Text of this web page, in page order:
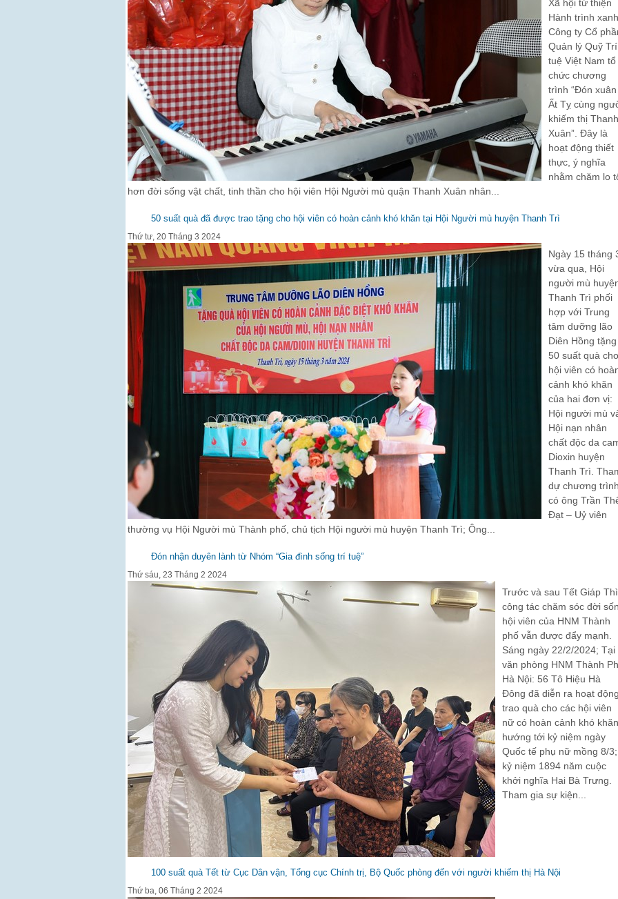
Xã hội từ thiện
Hành trình xanh,
Công ty Cổ
Quản lý Quỹ Trí
tuệ Việt Nam tổ
chức chương
trình “Đón xuân
Ất Tỵ cùng
khiếm thị Thanh
Xuân”. Đây là
hoạt động thiết
thực, ý nghĩa
nhằm chăm lo
hơn đời sống vật chất, tinh thần cho hội viên Hội Người mù quận Thanh Xuân nhân...
50 suất quà đã được trao tặng cho hội viên có hoàn cảnh khó khăn tại Hội Người mù huyện Thanh Trì
Thứ tư, 20 Tháng 3 2024
Ngày 15 tháng
vừa qua, Hội
người mù
Thanh Trì phối
hợp với Trung
tâm dưỡng lão
Diên Hồng tặng
50 suất quà cho
hội viên có
cảnh khó khăn
của hai đơn vị:
Hội người mù
Hội nạn nhân
chất độc da
Dioxin huyện
Thanh Trì.
dự chương trình
có ông Trần
Đạt – Uỷ viên
thường vụ Hội Người mù Thành phố, chủ tịch Hội người mù huyện Thanh Trì; Ông...
Đón nhận duyên lành từ Nhóm “Gia đình sống trí tuệ”
Thứ sáu, 23 Tháng 2 2024
Trước và sau Tết Giáp
công tác chăm sóc đời
hội viên của HNM Thành
phố vẫn được đẩy mạnh.
Sáng ngày 22/2/2024; Tại
văn phòng HNM Thành
Hà Nội: 56 Tô Hiệu Hà
Đông đã diễn ra hoạt động
trao quà cho các hội viên
nữ có hoàn cảnh khó khăn
hướng tới kỷ niệm ngày
Quốc tế phụ nữ mồng 8/3;
kỷ niệm 1894 năm cuộc
khởi nghĩa Hai Bà Trưng.
Tham gia sự kiện...
100 suất quà Tết từ Cục Dân vận, Tổng cục Chính trị, Bộ Quốc phòng đến với người khiếm thị Hà Nội
Thứ ba, 06 Tháng 2 2024